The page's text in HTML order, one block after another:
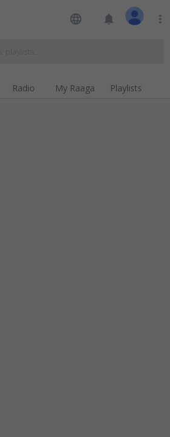
language notifications more_vert
Radio My Raaga Playlists